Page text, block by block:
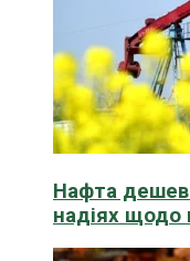
Нафта
надіях щодо